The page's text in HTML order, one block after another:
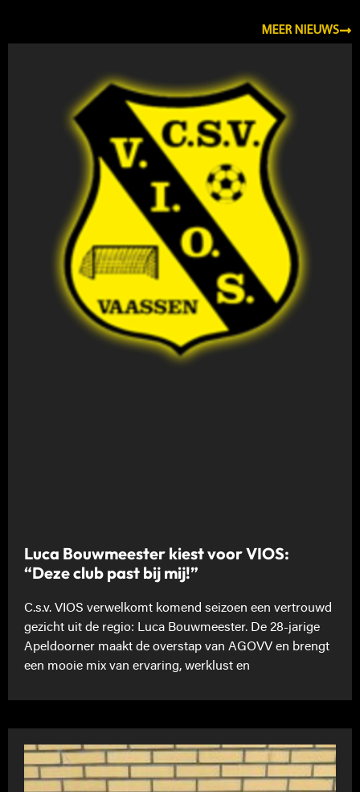
MEER NIEUWS
Luca Bouwmeester kiest voor VIOS:
“Deze club past bij mij!”
C.s.v. VIOS verwelkomt komend seizoen een vertrouwd
gezicht uit de regio: Luca Bouwmeester. De 28-jarige
Apeldoorner maakt de overstap van AGOVV en brengt
een mooie mix van ervaring, werklust en